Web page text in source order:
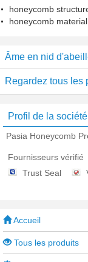
honeycomb
honeycomb material
Âme en nid
Regardez tous les
Profil de la société
Pasia Honeycomb
Fournisseurs vérifié
Trust Seal
Accueil
Tous les produits